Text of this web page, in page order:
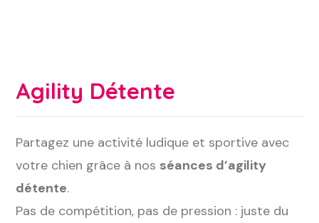
Agility Détente
Partagez une activité ludique et sportive avec
votre chien grâce à nos séances d’agility
détente.
Pas de compétition, pas de pression : juste du